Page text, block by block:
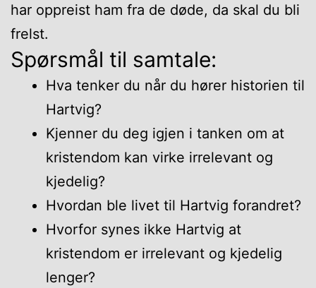
har oppreist ham fra de døde, da skal du bli
frelst.
Spørsmål til samtale:
Hva tenker du når du hører historien til
Hartvig?
Kjenner du deg igjen i tanken om at
kristendom kan virke irrelevant og
kjedelig?
Hvordan ble livet til Hartvig forandret?
Hvorfor synes ikke Hartvig at
kristendom er irrelevant og kjedelig
lenger?